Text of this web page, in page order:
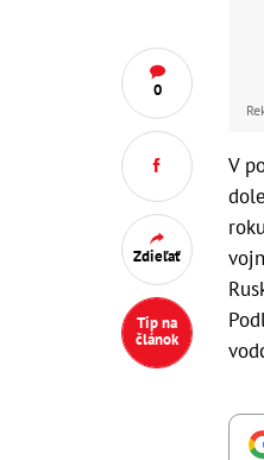
0
Zdieľať
Tip na
článok
V